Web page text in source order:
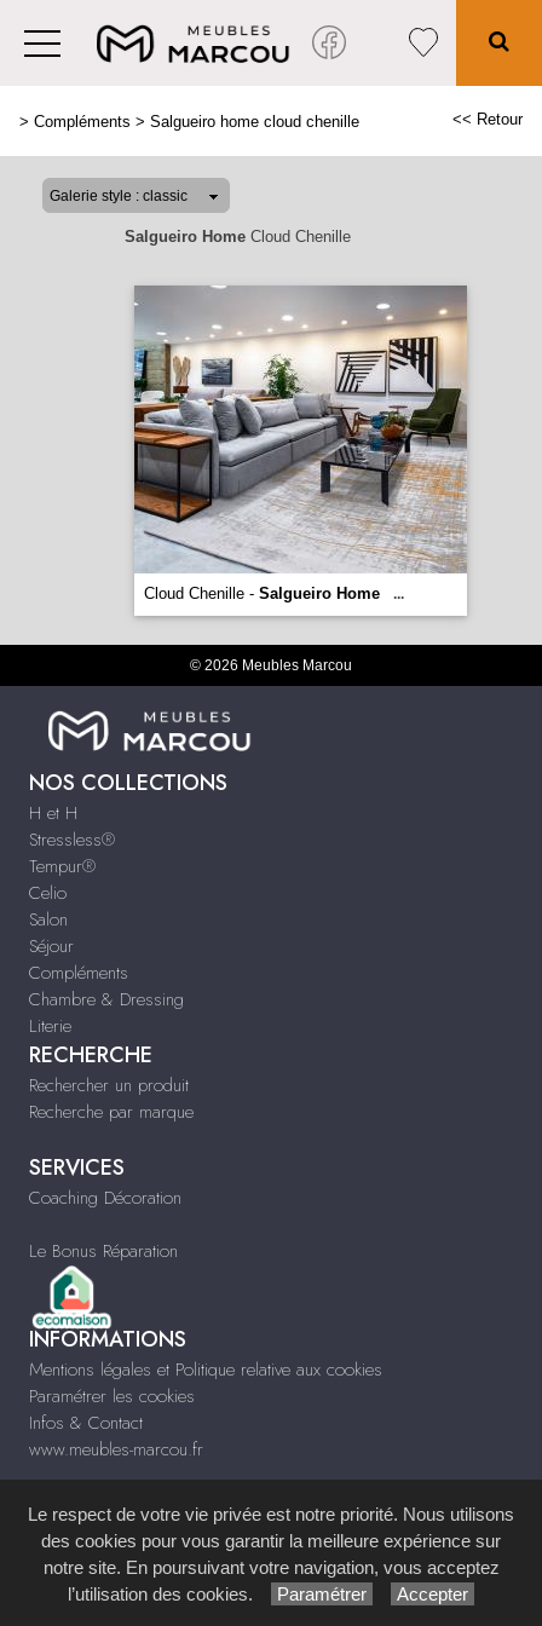
> Compléments > Salgueiro home cloud chenille << Retour
Salgueiro HomeCloud Chenille
Cloud Chenille - Salgueiro Home ...
© 2026 Meubles Marcou
NOS COLLECTIONS
H et H
Stressless®
Tempur®
Celio
Salon
Séjour
Compléments
Chambre & Dressing
Literie
RECHERCHE
Rechercher un produit
Recherche par marque
SERVICES
Coaching Décoration
Le Bonus Réparation
INFORMATIONS
Mentions légales et Politique relative aux cookies
Paramétrer les cookies
Infos & Contact
www.meubles-marcou.fr
Site réalisé avec leSystème de Gestion de Contenu (SGC)imagenia, créé et
développé en France parmémoire d'images.
Le respect de votre vie privée est notre priorité. Nous utilisons
des cookies pour vous garantir la meilleure expérience sur
notre site. En poursuivant votre navigation, vous acceptez
l’utilisation des cookies.
Paramétrer Accepter